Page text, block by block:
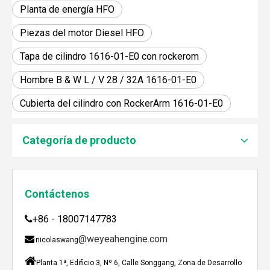
Planta de energía HFO
Piezas del motor Diesel HFO
Tapa de cilindro 1616-01-E0 con rockerom
Hombre B & W L / V 28 / 32A 1616-01-E0
Cubierta del cilindro con RockerArm 1616-01-E0
Categoría de producto
Contáctenos
+86 - 18007147783
nicolaswang@weyeahengine.com
Planta 1ª, Edificio 3, Nº 6, Calle Songgang, Zona de Desarrollo
JEBACHER BIOGAS GENERADOR SOBRE EL PROYECTO DE GENERACIÓN DE ENERGÍA DE GOLLES